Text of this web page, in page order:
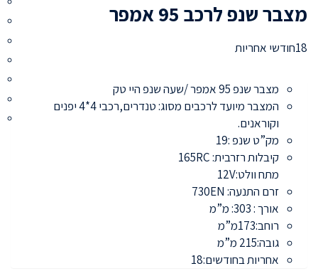
מצבר שנפ לרכב 95 אמפר
18חודשי אחריות
מצבר שנפ 95 אמפר /שעה שנפ היי טק
המצבר מיועד לרכבים מסוג: טנדרים,רכבי 4*4 יפנים
וקוראנים.
מק”ט שנפ :19
קיבלות רזרבית: 165RC
מתח וולט:12V
זרם התנעה: 730EN
אורך : 303: מ”מ
רוחב:173מ”מ
גובה:215 מ”מ
אחריות בחודשים:18